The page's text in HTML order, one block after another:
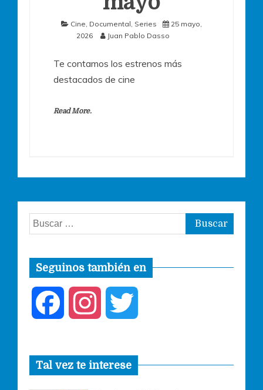
Cine Documental Series
25 mayo,
2026
Juan Pablo Dasso
Te contamos los estrenos más
destacados de cine
Read More.
Buscar:
Seguinos también en
c s i
Tal vez te interese